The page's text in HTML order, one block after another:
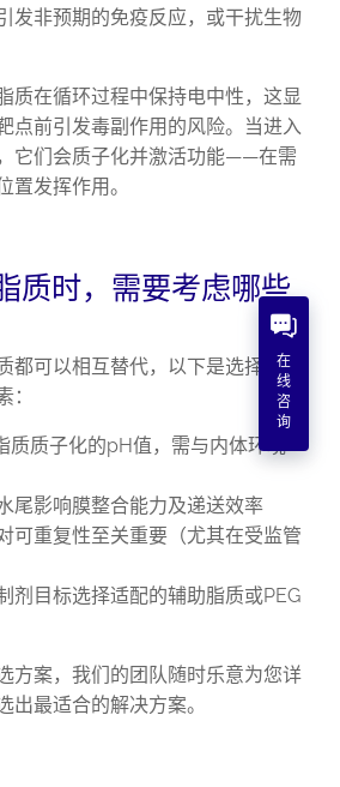
发非预期的免疫反应，或干扰生物
质在循环过程中保持电中性，这显
点前引发毒副作用的风险。当进入
它们会质子化并激活功能——在需
置发挥作用。
质时，需要考虑哪些
都可以相互替代，以下是选择时需
：
质质子化的pH值，需与内体环境
尾影响膜整合能力及递送效率
可重复性至关重要（尤其在受监管
剂目标选择适配的辅助脂质或PEG
方案，我们的团队随时乐意为您详
出最适合的解决方案。
在
线
咨
询